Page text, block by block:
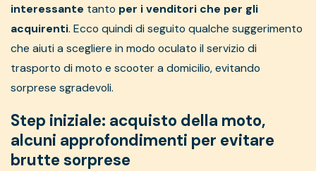
interessante tanto per i venditori che per gli
acquirenti. Ecco quindi di seguito qualche suggerimento
che aiuti a scegliere in modo oculato il servizio di
trasporto di moto e scooter a domicilio, evitando
sorprese sgradevoli.
Step iniziale: acquisto della moto,
alcuni approfondimenti per evitare
brutte sorprese